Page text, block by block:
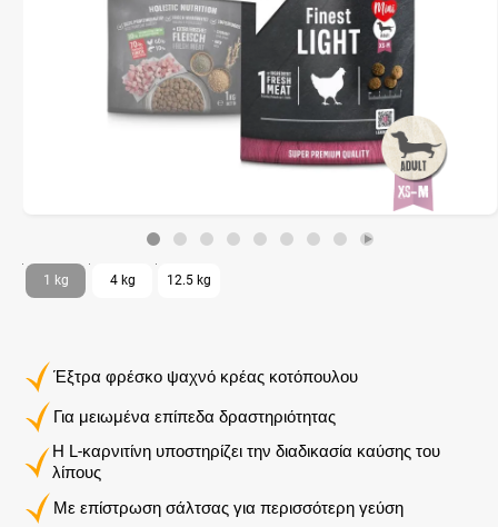
Έξτρα φρέσκο ψαχνό κρέας κοτόπουλου
Για μειωμένα επίπεδα δραστηριότητας
Η L-καρνιτίνη υποστηρίζει την διαδικασία καύσης του
λίπους
Με επίστρωση σάλτσας για περισσότερη γεύση
1 kg 4 kg 12.5 kg